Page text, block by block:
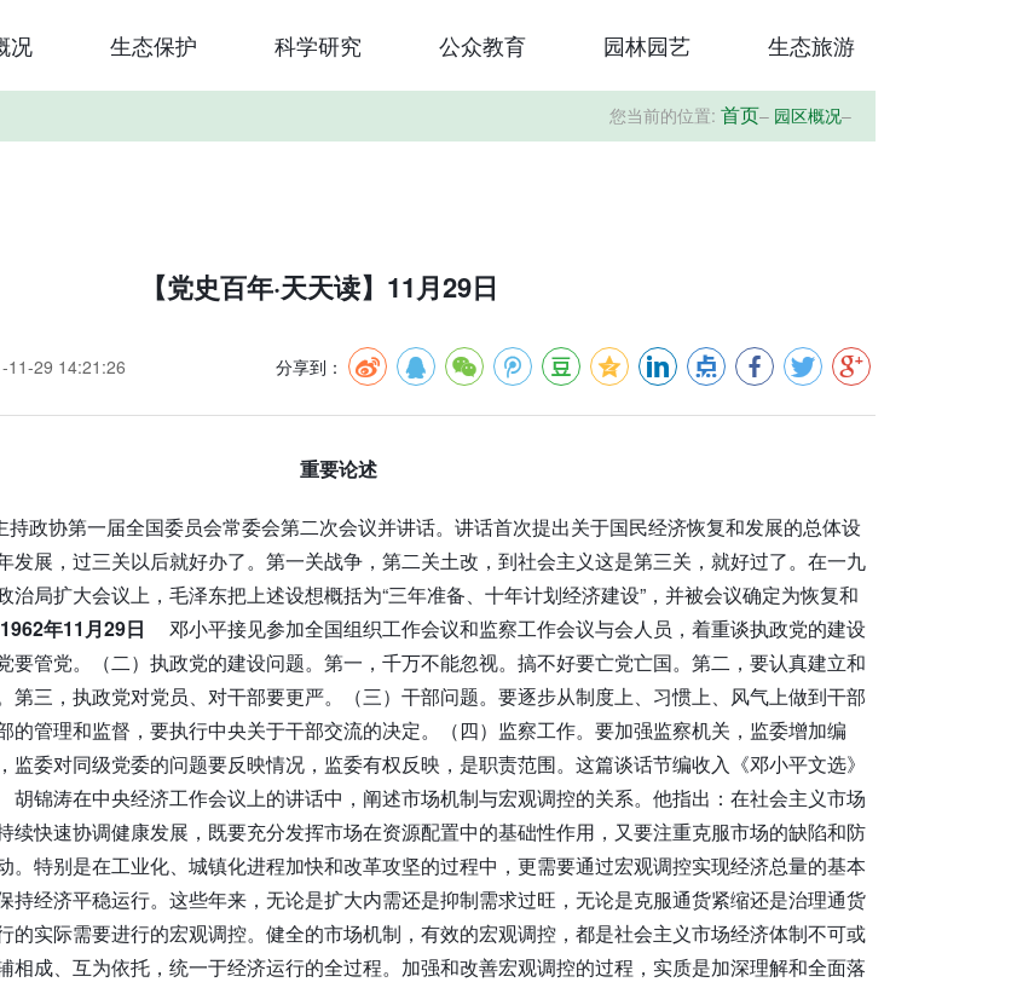
况 生态保护 科学研究 公众教育 园林园艺 生态旅游
您当前的位置: 首页– 园区概况–
【党史百年·天天读】11月29日
11-29 14:21:26 分享到：
重要论述
持政协第一届全国委员会常委会第二次会议并讲话。讲话首次提出关于国民经济恢复和发展的总体设
发展，过三关以后就好办了。第一关战争，第二关土改，到社会主义这是第三关，就好过了。在一九
治局扩大会议上，毛泽东把上述设想概括为“三年准备、十年计划经济建设”，并被会议确定为恢复和
1962年11月29日
邓小平接见参加全国组织工作会议和监察工作会议与会人员，着重谈执政党的建设
要管党。（二）执政党的建设问题。第一，千万不能忽视。搞不好要亡党亡国。第二，要认真建立和
第三，执政党对党员、对干部要更严。（三）干部问题。要逐步从制度上、习惯上、风气上做到干部
的管理和监督，要执行中央关于干部交流的决定。（四）监察工作。要加强监察机关，监委增加编
监委对同级党委的问题要反映情况，监委有权反映，是职责范围。这篇谈话节编收入《邓小平文选》
胡锦涛在中央经济工作会议上的讲话中，阐述市场机制与宏观调控的关系。他指出：在社会主义市场
续快速协调健康发展，既要充分发挥市场在资源配置中的基础性作用，又要注重克服市场的缺陷和防
。特别是在工业化、城镇化进程加快和改革攻坚的过程中，更需要通过宏观调控实现经济总量的基本
持经济平稳运行。这些年来，无论是扩大内需还是抑制需求过旺，无论是克服通货紧缩还是治理通货
的实际需要进行的宏观调控。健全的市场机制，有效的宏观调控，都是社会主义市场经济体制不可或
相成、互为依托，统一于经济运行的全过程。加强和改善宏观调控的过程，实质是加深理解和全面落